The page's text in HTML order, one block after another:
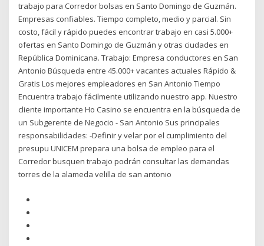
trabajo para Corredor bolsas en Santo Domingo de Guzmán.
Empresas confiables. Tiempo completo, medio y parcial. Sin
costo, fácil y rápido puedes encontrar trabajo en casi 5.000+
ofertas en Santo Domingo de Guzmán y otras ciudades en
República Dominicana. Trabajo: Empresa conductores en San
Antonio Búsqueda entre 45.000+ vacantes actuales Rápido &
Gratis Los mejores empleadores en San Antonio Tiempo
Encuentra trabajo fácilmente utilizando nuestro app. Nuestro
cliente importante Ho Casino se encuentra en la búsqueda de
un Subgerente de Negocio - San Antonio Sus principales
responsabilidades: -Definir y velar por el cumplimiento del
presupu UNICEM prepara una bolsa de empleo para el
Corredor busquen trabajo podrán consultar las demandas
torres de la alameda velilla de san antonio